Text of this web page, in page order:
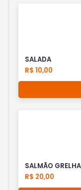
SALADA
R$ 10,00
SALMÃO
R$ 20,00